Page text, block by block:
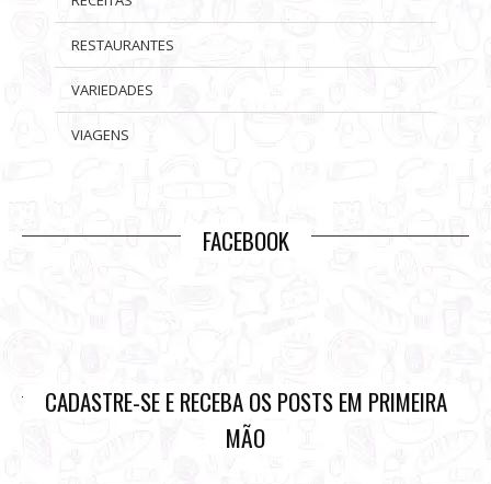
RESTAURANTES
VARIEDADES
VIAGENS
FACEBOOK
CADASTRE-SE E RECEBA OS POSTS EM PRIMEIRA
MÃO